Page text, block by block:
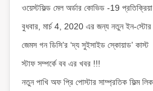
ওয়েস্টফিল্ড মেল অর্ডার কোভিড -19 প্রতিক্রিয়া
বুধবার, মার্চ 4, 2020 এর জন্য নতুন ইন-স্টোর
জেমস গন ডিসি’র ‘দ্য সুইসাইড স্কোয়াড’ কাস্ট
স্টাফ সম্পর্কে বব এর খবর !!!
নতুন পাখি অফ প্রি পোস্টার সাম্প্রতিক ফিল্ম